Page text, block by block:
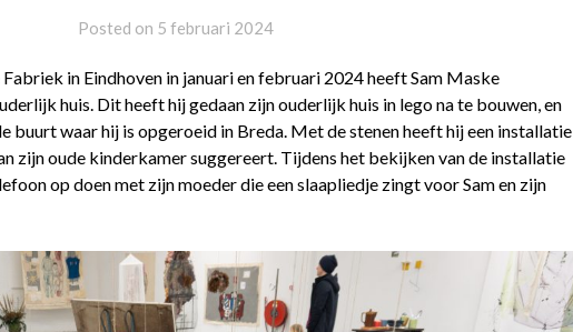
Posted on 5 februari 2024
in Eindhoven in januari en februari 2024 heeft Sam Maske
huis. Dit heeft hij gedaan zijn ouderlijk huis in lego na te bouwen, en
buurt waar hij is opgeroeid in Breda. Met de stenen heeft hij een installatie
zijn oude kinderkamer suggereert. Tijdens het bekijken van de installatie
op doen met zijn moeder die een slaapliedje zingt voor Sam en zijn